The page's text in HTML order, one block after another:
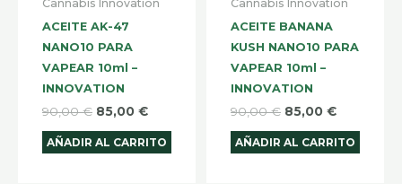
Cannabis Innovation
ACEITE AK-47
NANO10 PARA
VAPEAR 10ml –
INNOVATION
90,00€ 85,00 €
AÑADIR AL CARRITO
Cannabis Innovation
ACEITE BANANA
KUSH NANO10 PARA
VAPEAR 10ml –
INNOVATION
90,00€ 85,00 €
AÑADIR AL CARRITO